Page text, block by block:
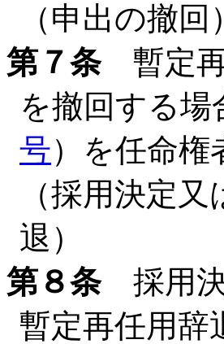
（申出の撤回）
第７条暫定再
を撤回する場
号）を任命
（採用決定
退）
第８条採用決
暫定再任用辞